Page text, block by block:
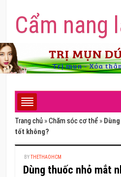
Cẩm nang
Trang chủ »Chăm sóc cơ thể »
tốt không?
BYTHETHAOHCM
Dùng thuốc nhỏ mắt